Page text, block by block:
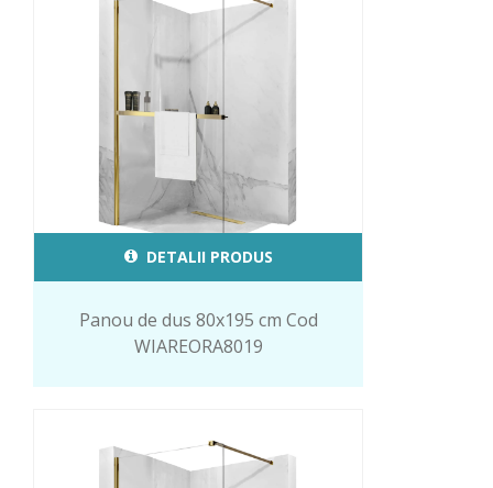
DETALII PRODUS
Panou de dus 80x195 cm Cod
WIAREORA8019